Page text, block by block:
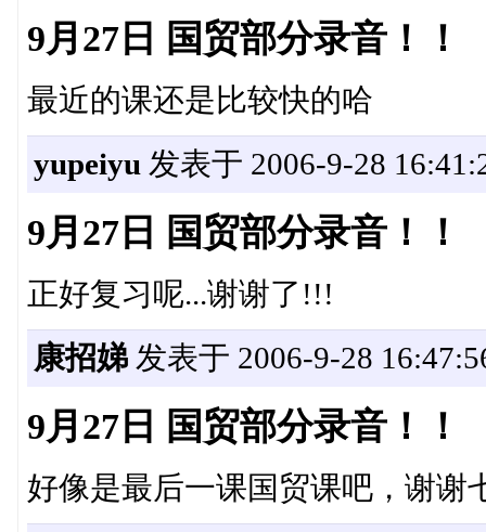
9月27日 国贸部分录音！！
最近的课还是比较快的哈
yupeiyu 发表于 2006-9-28
9月27日 国贸部分录音！！
正好复习呢...谢谢了!!!
康招娣发表于 2006-9-28
9月27日 国贸部分录音！！
好像是最后一课国贸课吧，谢